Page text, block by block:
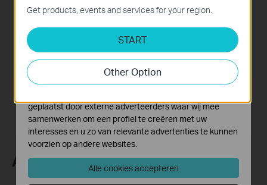
Meertalig
Bestandsgrootte: 36.49 MB
Besturingssysteem: win10x64, win11x64
Abonneer
Get products, events and services for your region.
START
Other Option
website en kunnen niet worden uitgeschakeld.
Analyse en Marketing Cookies
Cookies voor analyse geven ons de mogelijkheid uw
activiteiten op onze website te volgen en zo de
functionaliteit van de website aan te passen en te
verbeteren.
geplaatst door externe adverteerders waar wij mee
samenwerken om een profiel te creëren met uw
interesses en u zo van relevante advertenties te kunnen
voorzien op andere websites.
Alle cookies accepteren